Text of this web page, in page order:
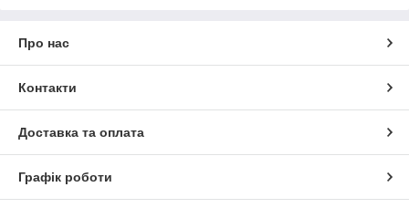
Про нас
Контакти
Доставка та оплата
Графік роботи